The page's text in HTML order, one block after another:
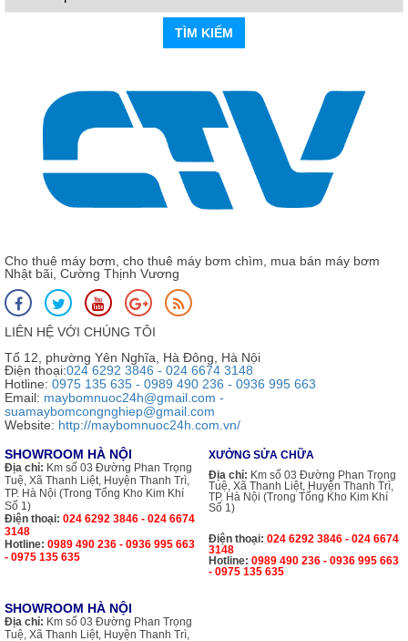
TÌM KIẾM
Cho thuê máy bơm, cho thuê máy bơm chìm, mua bán máy bơm
Nhật bãi, Cường Thịnh Vương
LIÊN HỆ VỚI CHÚNG TÔI
Tổ 12, phường Yên Nghĩa, Hà Đông, Hà Nội
Điện thoại:024 6292 3846 - 024 6674 3148
Hotline: 0975 135 635 - 0989 490 236 - 0936 995 663
Email: maybomnuoc24h@gmail.com -
suamaybomcongnghiep@gmail.com
Website: http://maybomnuoc24h.com.vn/
SHOWROOM HÀ NỘI
Địa chỉ: Km số 03 Đường Phan Trọng
Tuệ, Xã Thanh Liệt, Huyện Thanh Trì,
TP. Hà Nội (Trong Tổng Kho Kim Khí
Số 1)
Điện thoại: 024 6292 3846 - 024 6674
3148
Hotline: 0989 490 236 - 0936 995 663
- 0975 135 635
XƯỞNG SỬA CHỮA
Địa chỉ: Km số 03 Đường Phan Trọng
Tuệ, Xã Thanh Liệt, Huyện Thanh Trì,
TP. Hà Nội (Trong Tổng Kho Kim Khí
Số 1)
Điện thoại: 024 6292 3846 - 024 6674
3148
Hotline: 0989 490 236 - 0936 995 663
- 0975 135 635
SHOWROOM HÀ NỘI
Địa chỉ: Km số 03 Đường Phan Trọng
Tuệ, Xã Thanh Liệt, Huyện Thanh Trì,